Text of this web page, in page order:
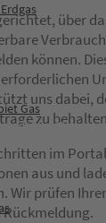
Gas
1 /
über
können.
uns dabei,
zu
im
aus und
Wir prüfen
Rückmeldung.